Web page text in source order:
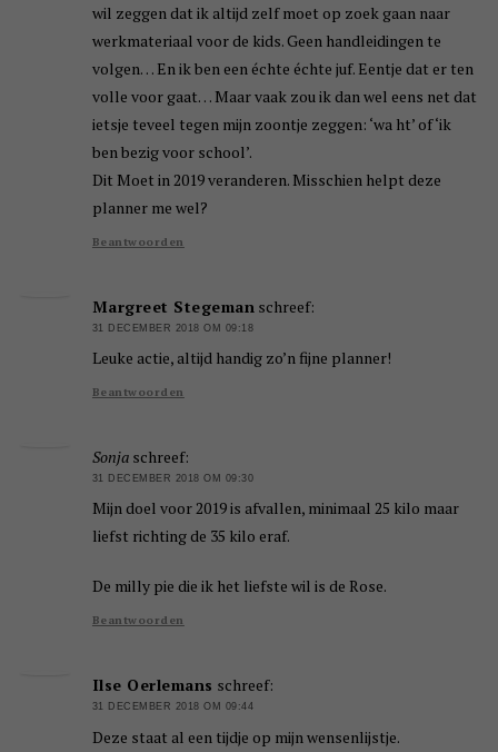
wil zeggen dat ik altijd zelf moet op zoek gaan naar
werkmateriaal voor de kids. Geen handleidingen te
volgen… En ik ben een échte échte juf. Eentje dat er ten
volle voor gaat… Maar vaak zou ik dan wel eens net dat
ietsje teveel tegen mijn zoontje zeggen: ‘wa ht’ of ‘ik
ben bezig voor school’.
Dit Moet in 2019 veranderen. Misschien helpt deze
planner me wel?
Beantwoorden
Margreet Stegeman schreef:
31 DECEMBER 2018 OM 09:18
Leuke actie, altijd handig zo’n fijne planner!
Beantwoorden
Sonja schreef:
31 DECEMBER 2018 OM 09:30
Mijn doel voor 2019 is afvallen, minimaal 25 kilo maar
liefst richting de 35 kilo eraf.
De milly pie die ik het liefste wil is de Rose.
Beantwoorden
Ilse Oerlemans schreef:
31 DECEMBER 2018 OM 09:44
Deze staat al een tijdje op mijn wensenlijstje.